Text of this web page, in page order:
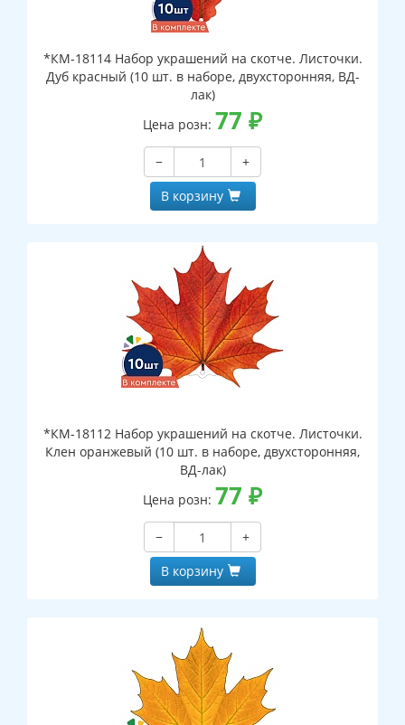
*КМ-18114 Набор украшений на скотче. Листочки.
Дуб красный (10 шт. в наборе, двухсторонняя, ВД-
лак)
Цена розн: 77 ₽
−
+
В корзину
*КМ-18112 Набор украшений на скотче. Листочки.
Клен оранжевый (10 шт. в наборе, двухсторонняя,
ВД-лак)
Цена розн: 77 ₽
−
+
В корзину